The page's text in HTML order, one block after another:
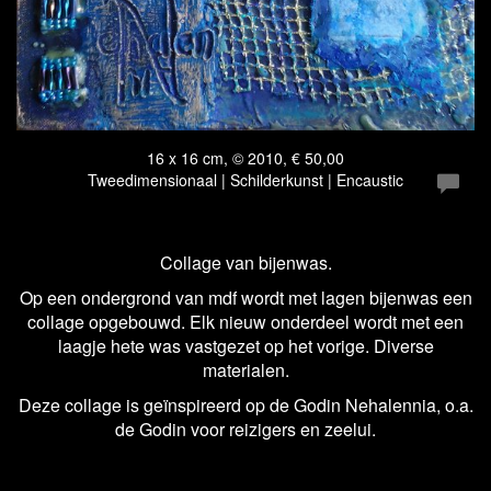
16 x 16 cm, © 2010, € 50,00
Tweedimensionaal | Schilderkunst | Encaustic
Collage van bijenwas.
Op een ondergrond van mdf wordt met lagen bijenwas een
collage opgebouwd. Elk nieuw onderdeel wordt met een
laagje hete was vastgezet op het vorige. Diverse
materialen.
Deze collage is geïnspireerd op de Godin Nehalennia, o.a.
de Godin voor reizigers en zeelui.